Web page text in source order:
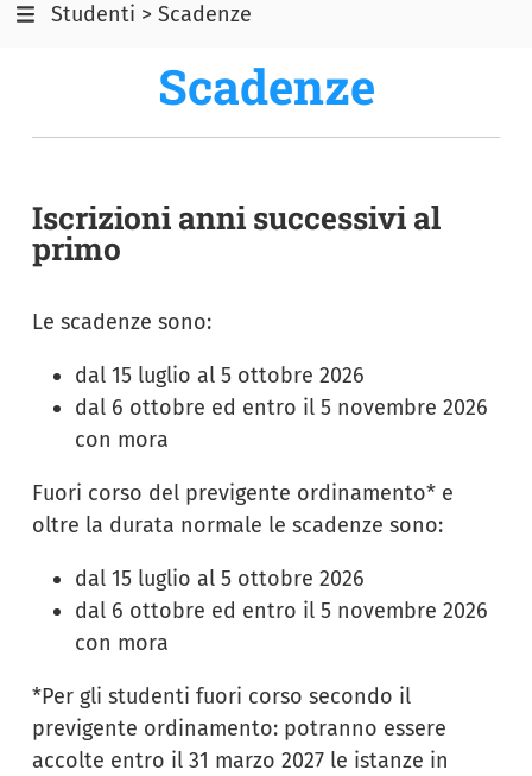
Studenti > Scadenze
Scadenze
Iscrizioni anni successivi al
primo
Le scadenze sono:
dal 15 luglio al 5 ottobre 2026
dal 6 ottobre ed entro il 5 novembre 2026
con mora
Fuori corso del previgente ordinamento* e
oltre la durata normale le scadenze sono:
dal 15 luglio al 5 ottobre 2026
dal 6 ottobre ed entro il 5 novembre 2026
con mora
*Per gli studenti fuori corso secondo il
previgente ordinamento: potranno essere
accolte entro il 31 marzo 2027 le istanze in